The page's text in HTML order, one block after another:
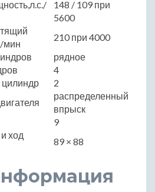
148 / 109 при
5600
мин
210 при 4000
рядное
4
цилиндр
2
распределенный
впрыск
9
ход
89 × 88